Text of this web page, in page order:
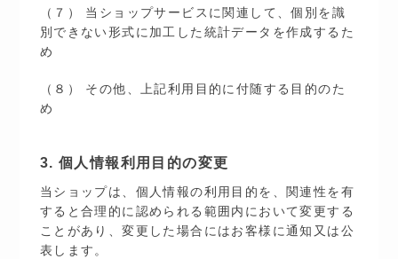
（７） 当ショップサービスに関連して、個別を識
別できない形式に加工した統計データを作成するた
め
（８） その他、上記利用目的に付随する目的のた
め
3. 個人情報利用目的の変更
当ショップは、個人情報の利用目的を、関連性を有
すると合理的に認められる範囲内において変更する
ことがあり、変更した場合にはお客様に通知又は公
表します。